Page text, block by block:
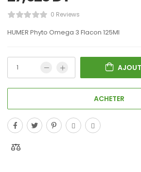
0 Reviews
HUMER Phyto Omega 3 Flacon 125Ml
ACHETER